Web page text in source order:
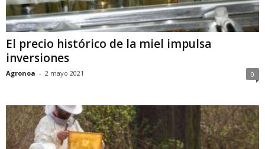
El precio histórico de la miel impulsa
inversiones
Agronoa - 2 mayo 2021 0